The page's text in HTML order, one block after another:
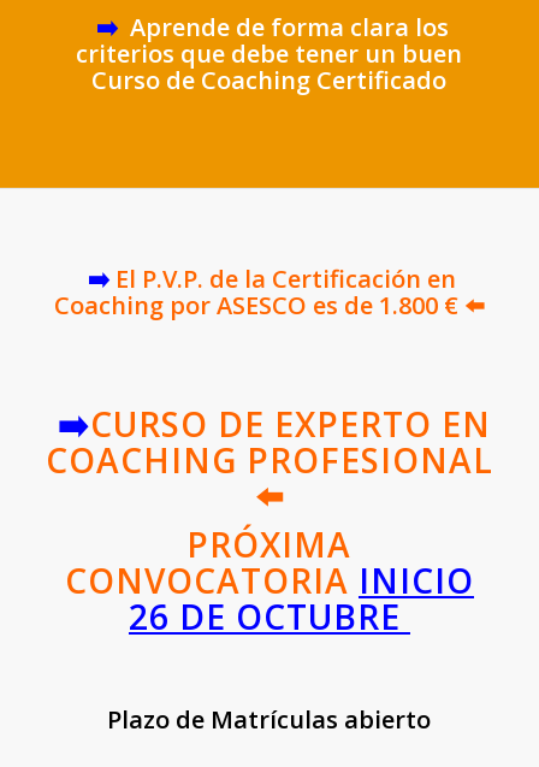
➡️ Aprende de forma clara los
criterios que debe tener un buen
Curso de Coaching Certificado
➡️ El P.V.P. de la Certificación en
Coaching por ASESCO es de 1.800 € ⬅️
➡️CURSO DE EXPERTO EN
COACHING PROFESIONAL
⬅️
PRÓXIMA
CONVOCATORIA INICIO
26 DE OCTUBRE
Plazo de Matrículas abierto